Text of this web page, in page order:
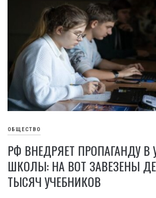
ОБЩЕСТВО
РФ ВНЕДРЯЕТ ПРОПАГАНДУ В
ШКОЛЫ: НА ВОТ ЗАВЕЗЕНЫ
ТЫСЯЧ УЧЕБНИКОВ